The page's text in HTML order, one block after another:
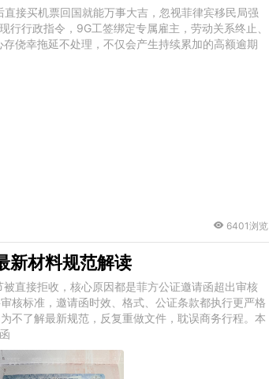
接买机票回国就能万事大吉，忽视菲律宾移民局强
行政指令，9G工签绑定专属雇主，劳动关系终止、
侥幸拖延不处理，不仅会产生持续累加的高额逾期
6401浏览
新材料规范解读
直接拒收，核心原因都是菲方公证邀请函超出审核
核标准，邀请函时效、格式、公证条款都执行更严格
不了解最新规范，反复重做文件，耽误商务行程。本